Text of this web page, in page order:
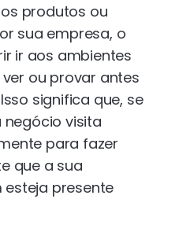
produtos ou
sua empresa, o
ir aos ambientes
ou provar antes
significa que, se
visita
para fazer
que a sua
presente